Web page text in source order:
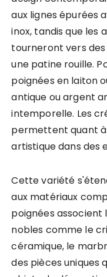
aux lignes épurées
inox, tandis que les
tourneront vers
une patine rouille.
poignées en laiton
antique ou argent
intemporelle. Les
permettent quant
artistique dans des
Cette variété
aux matériaux
poignées associent
nobles comme le
céramique, le
des pièces uniques